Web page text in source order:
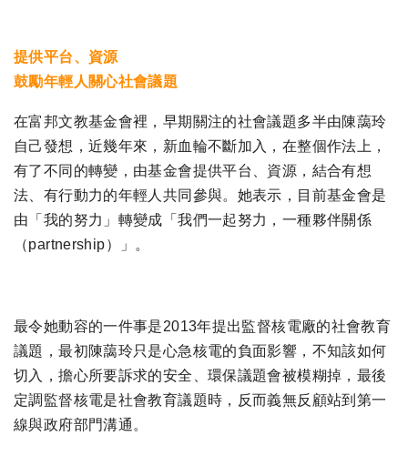
提供平台、資源
鼓勵年輕人關心社會議題
在富邦文教基金會裡，早期關注的社會議題多半由陳藹玲
自己發想，近幾年來，新血輪不斷加入，在整個作法上，
有了不同的轉變，由基金會提供平台、資源，結合有想
法、有行動力的年輕人共同參與。她表示，目前基金會是
由「我的努力」轉變成「我們一起努力，一種夥伴關係
（partnership）」。
最令她動容的一件事是2013年提出監督核電廠的社會教育
議題，最初陳藹玲只是心急核電的負面影響，不知該如何
切入，擔心所要訴求的安全、環保議題會被模糊掉，最後
定調監督核電是社會教育議題時，反而義無反顧站到第一
線與政府部門溝通。